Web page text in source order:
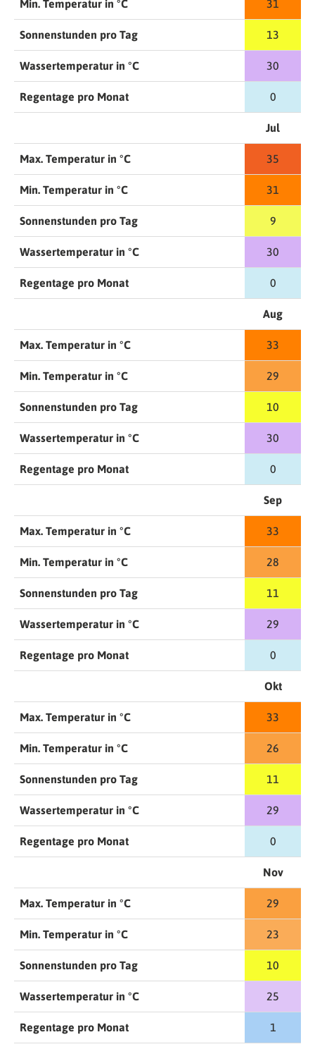
Min. Temperatur in °C 31
Sonnenstunden pro Tag 13
Wassertemperatur in °C 30
Regentage pro Monat 0
Jul
Max. Temperatur in °C 35
Min. Temperatur in °C 31
Sonnenstunden pro Tag 9
Wassertemperatur in °C 30
Regentage pro Monat 0
Aug
Max. Temperatur in °C 33
Min. Temperatur in °C 29
Sonnenstunden pro Tag 10
Wassertemperatur in °C 30
Regentage pro Monat 0
Sep
Max. Temperatur in °C 33
Min. Temperatur in °C 28
Sonnenstunden pro Tag 11
Wassertemperatur in °C 29
Regentage pro Monat 0
Okt
Max. Temperatur in °C 33
Min. Temperatur in °C 26
Sonnenstunden pro Tag 11
Wassertemperatur in °C 29
Regentage pro Monat 0
Nov
Max. Temperatur in °C 29
Min. Temperatur in °C 23
Sonnenstunden pro Tag 10
Wassertemperatur in °C 25
Regentage pro Monat 1